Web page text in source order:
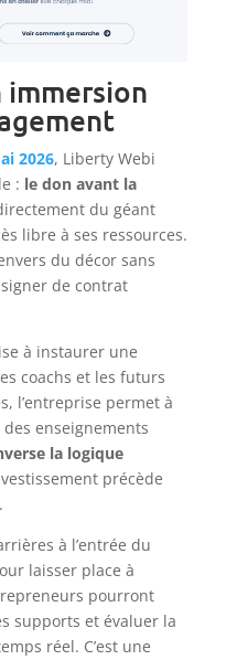
immersion
2026, Liberty Webi
: le don avant la
du géant
libre à ses ressources.
du décor sans
de contrat
à instaurer une
coachs et les futurs
l’entreprise permet à
enseignements
la logique
précède
à l’entrée du
laisser place à
pourront
supports et évaluer la
réel. C’est une